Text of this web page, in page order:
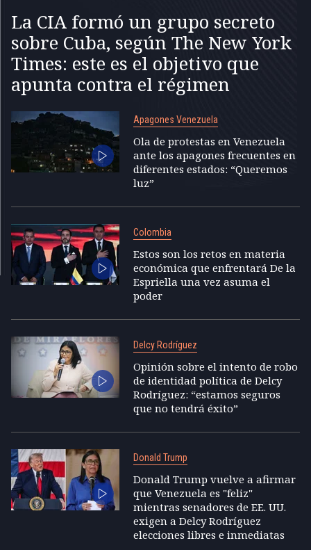
La CIA formó un grupo secreto
sobre Cuba, según The New York
Times: este es el objetivo que
apunta contra el régimen
Apagones Venezuela
Ola de protestas en Venezuela
ante los apagones frecuentes en
diferentes estados: “Queremos
luz”
Colombia
Estos son los retos en materia
económica que enfrentará De la
Espriella una vez asuma el
poder
Delcy Rodríguez
Opinión sobre el intento de robo
de identidad política de Delcy
Rodríguez: “estamos seguros
que no tendrá éxito”
Donald Trump
Donald Trump vuelve a afirmar
que Venezuela es "feliz"
mientras senadores de EE. UU.
exigen a Delcy Rodríguez
elecciones libres e inmediatas